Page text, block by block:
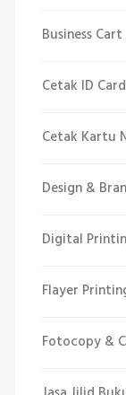
Business
Cetak ID Card
Cetak Kartu
Design &
Digital
Flayer
Fotocopy &